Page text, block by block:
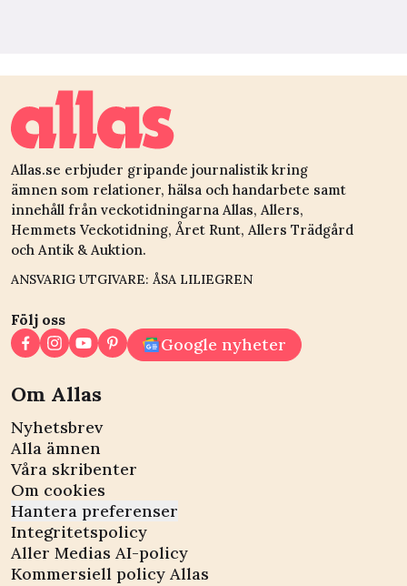
Allas.se erbjuder gripande journalistik kring
ämnen som relationer, hälsa och handarbete samt
innehåll från veckotidningarna Allas, Allers,
Hemmets Veckotidning, Året Runt, Allers Trädgård
och Antik & Auktion.
ANSVARIG UTGIVARE: ÅSA LILIEGREN
Följ oss
Google nyheter
Om Allas
Nyhetsbrev
Alla ämnen
Våra skribenter
Om cookies
Hantera preferenser
Integritetspolicy
Aller Medias AI-policy
Kommersiell policy Allas